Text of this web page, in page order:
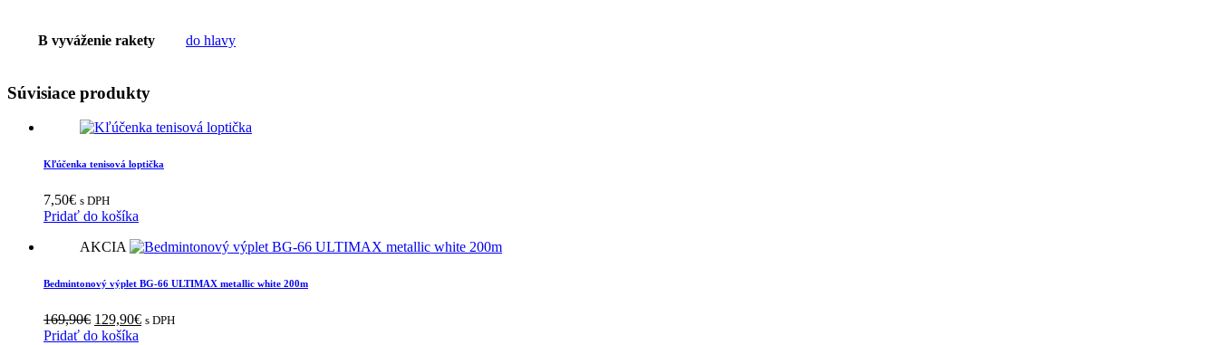
B vyváženie rakety do hlavy
Súvisiace produkty
Kľúčenka tenisová loptička
7,50€ s DPH
Pridať do košíka
AKCIA
Bedmintonový výplet BG-66 ULTIMAX metallic white 200m
169,90€ Pôvodná
cena
129,90€Aktuálna
s DPH
Pridať do košíka